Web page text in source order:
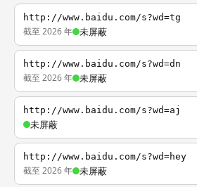
http://www.baidu.com/s?wd=tg
截至 2026 年 未屏蔽
http://www.baidu.com/s?wd=dn
截至 2026 年 未屏蔽
http://www.baidu.com/s?wd=aj
未屏蔽
http://www.baidu.com/s?wd=hey
截至 2026 年 未屏蔽